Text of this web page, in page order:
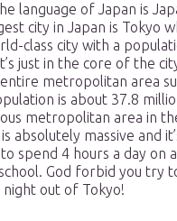
language of Japan is
city in Japan is Tokyo
class city with a
just in the core of the
metropolitan area
is about 37.8
metropolitan area in
absolutely massive and
spend 4 hours a day on
God forbid you try
out of Tokyo!